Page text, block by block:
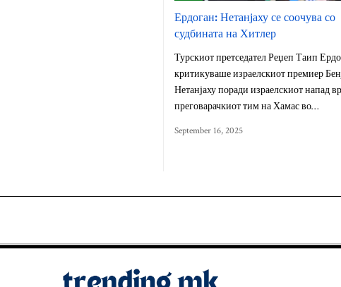
Ердоган: Нетанјаху се соочува со
судбината на Хитлер
Турскиот претседател Реџеп Таип
критикуваше израелскиот премиер
Нетанјаху поради израелскиот напад
преговарачкиот тим на Хамас во…
September 16, 2025